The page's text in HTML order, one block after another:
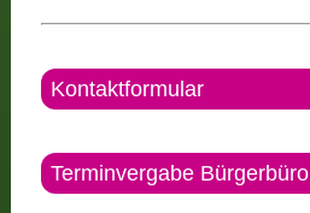
Kontaktformular
Terminvergabe Bürgerbüro